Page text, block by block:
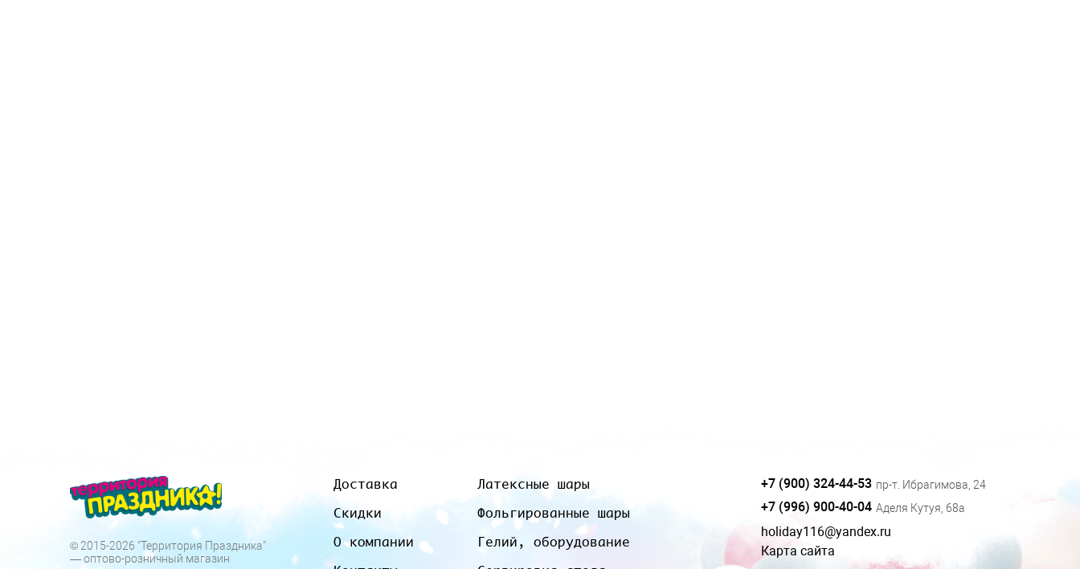
© 2015-2026 "Территория Праздника"
— оптово-розничный магазин
Доставка
Скидки
О компании
Латексные шары
Фольгированные шары
Гелий, оборудование
+7 (900) 324-44-53 пр-т. Ибрагимова, 24
+7 (996) 900-40-04 Аделя Кутуя, 68а
holiday116@yandex.ru
Карта сайта